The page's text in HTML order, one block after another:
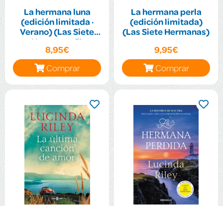
La hermana luna
(edición limitada ·
Verano) (Las Siete
Hermanas 5)
8,95€
Comprar
La hermana perla
(edición limitada)
(Las Siete Hermanas)
9,95€
Comprar